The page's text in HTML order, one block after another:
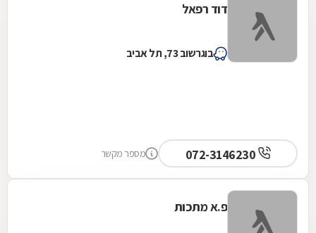
דוד רפאל
בוגרשוב 73, תל אביב
מספר מקשר
פ.א מתכות